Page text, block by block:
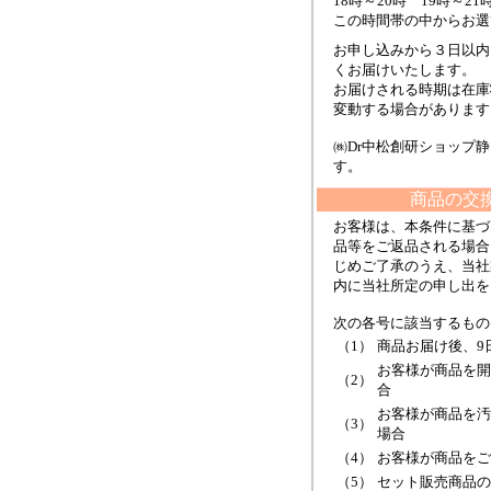
この時間帯の中からお
お申し込みから３日以
くお届けいたします。
お届けされる時期は在
変動する場合がありま
㈱Dr中松創研ショップ
す。
商品の交
お客様は、本条件に基
品等をご返品される場
じめご了承のうえ、当
内に当社所定の申し出
次の各号に該当するも
（1）
商品お届け後、9
（2）
お客様が商品を
合
（3）
お客様が商品を
場合
（4）
お客様が商品を
（5）
セット販売商品